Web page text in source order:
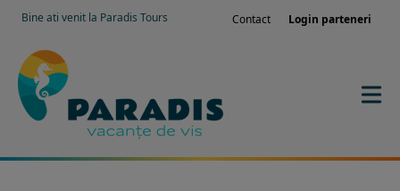
Bine ati venit la Paradis Tours Contact Login parteneri